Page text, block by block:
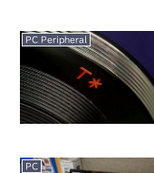
PC Peripheral
PC